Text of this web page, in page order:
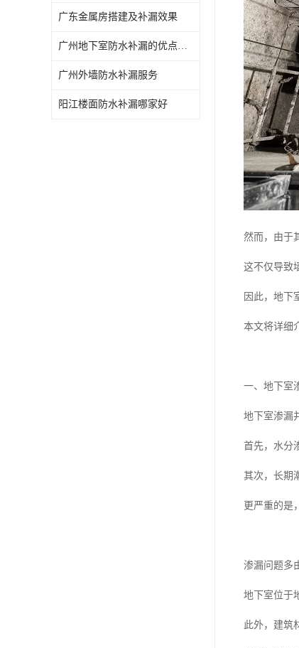
广东金属房搭建及补漏效果
广州地下室防水补漏的优点和缺点
广州外墙防水补漏服务
阳江楼面防水补漏哪家好
然而，由于
这不仅导致
因此，地下
本文将详细
一、地下室
地下室渗漏
首先，水分
其次，长期
更严重的是
渗漏问题多
地下室位于
此外，建筑